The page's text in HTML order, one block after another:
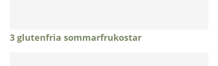
3 glutenfria sommarfrukostar